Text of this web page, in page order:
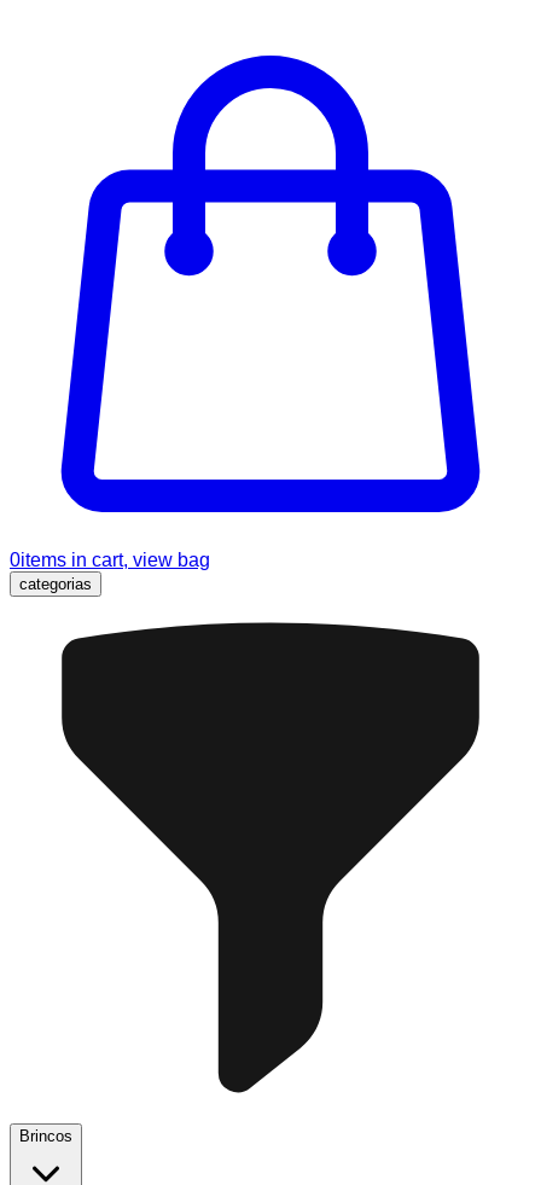
0items in cart, view bag
categorias
Brincos